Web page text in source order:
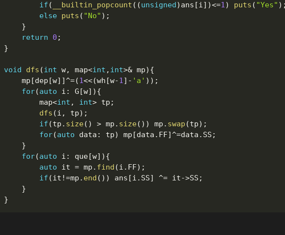
if ( __builtin_popcount ( (unsigned) ans [i] )<=1) puts ( "Yes" )
else puts ( "No" ) ;
}
return
0 ;
}
void dfs (int w, map<int , int>& mp) {
	mp
[dep [w] ]^=(1<<(wh [w-1] - 'a' ) ) ;
for(auto i : G [w] ) {
		map
<int , int> tp ;
dfs (i , tp) ;
if (tp . size( ) > mp . size( ) ) mp . swap (tp) ;
for(auto data : tp) mp [data . FF]^=data . SS ;
}
for(auto i : que[w] ) {
auto it = mp . find (i . FF) ;
if (it !=mp . end ( ) ) ans [i . SS] ^= it->SS ;
}
}